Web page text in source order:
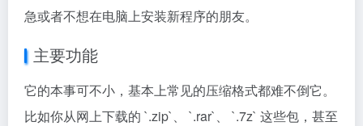
急或者不想在电脑上安装新程序的朋友。
主要功能
它的本事可不小，基本上常见的压缩格式都难不倒它。
比如你从网上下载的 `.zip`、 `.rar`、 `.7z` 这些包，甚至